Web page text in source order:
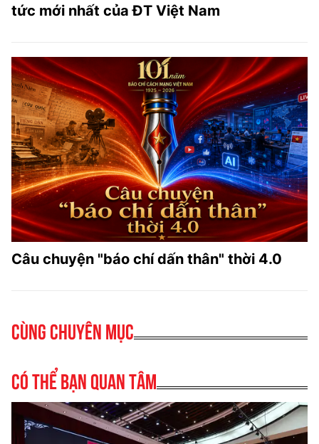
tức mới nhất của ĐT Việt Nam
Câu chuyện "báo chí dấn thân" thời 4.0
Cùng chuyên mục
Có thể bạn quan tâm